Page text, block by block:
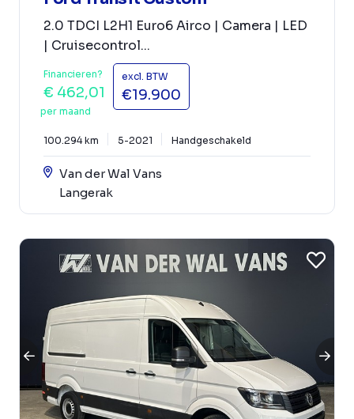
2.0 TDCI L2H1 Euro6 Airco | Camera | LED
| Cruisecontrol...
Financieren?
€ 462,01
per maand
excl. BTW
€19.900
100.294 km 5-2021 Handgeschakeld
Van der Wal Vans
Langerak